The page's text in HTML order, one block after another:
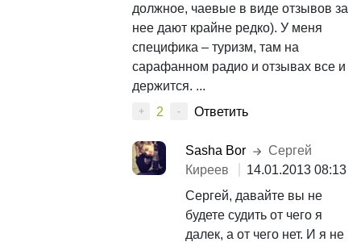
должное, чаевые в виде отзывов за
нее дают крайне редко). У меня
специфика – туризм, там на
сарафанном радио и отзывах все и
держится. ...
+ 2 - Ответить
Sasha Bor
Сергей
Киреев
14.01.2013 08:13
Сергей, давайте вы не
будете судить от чего я
далек, а от чего нет. И я не